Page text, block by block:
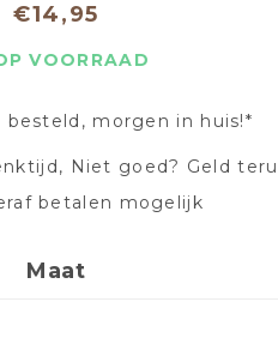
€14,95
VOORRAAD
besteld, morgen in huis!*
Niet goed? Geld
betalen mogelijk
Maat